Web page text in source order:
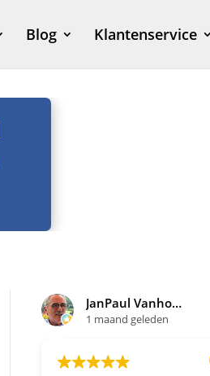
Blog Klantenservice
JanPaul Vanhoven
1 maand geleden